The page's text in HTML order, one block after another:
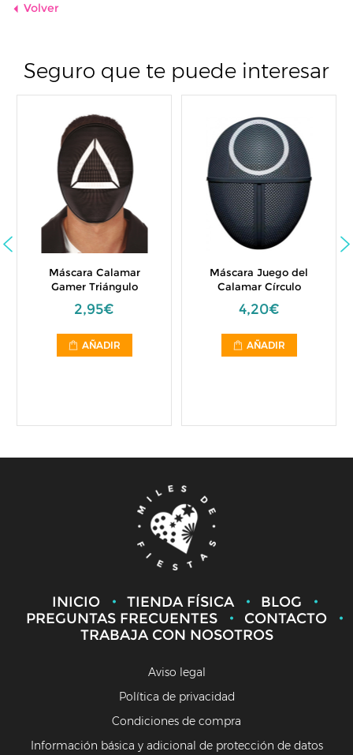
Volver
Seguro que te puede interesar
Máscara Calamar
Gamer Triángulo
2,95€
AÑADIR
Máscara Juego del
Calamar Círculo
4,20€
AÑADIR
INICIO TIENDA FÍSICA
BLOG
PREGUNTAS FRECUENTES
CONTACTO
TRABAJA CON NOSOTROS
Aviso legal
Política de privacidad
Condiciones de compra
Información básica y adicional de protección de datos